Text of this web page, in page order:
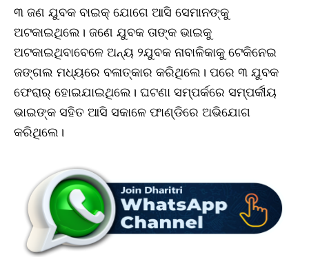
୩ ଜଣ ଯୁବକ ବାଇକ୍‌ ଯୋଗେ ଆସି ସେମାନଙ୍କୁ
ଅଟକାଇଥିଲେ। ଜଣେ ଯୁବକ ତାଙ୍କ ଭାଇକୁ
ଅଟକାଇଥିବାବେଳେ ଅନ୍ୟ ୨ଯୁବକ ନାବାଳିକାକୁ ଟେକିନେଇ
ଜଙ୍ଗଲ ମଧ୍ୟରେ ବଳାତ୍କାର କରିଥିଲେ। ପରେ ୩ ଯୁବକ
ଫେରାର୍‌ ହୋଇଯାଇଥିଲେ। ଘଟଣା ସମ୍ପର୍କରେ ସମ୍ପର୍କୀୟ
ଭାଇଙ୍କ ସହିତ ଆସି ସକାଳେ ଫାଣ୍ଡିରେ ଅଭିଯୋଗ
କରିଥିଲେ।